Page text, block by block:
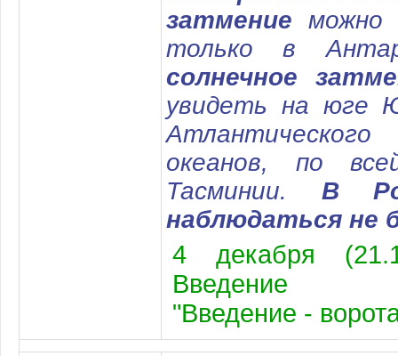
затмение можно
только в
солнечное
увидеть на юге
океанов, по
Тасминии. В
наблюдаться не
4 декабря
Введение
"Введение -